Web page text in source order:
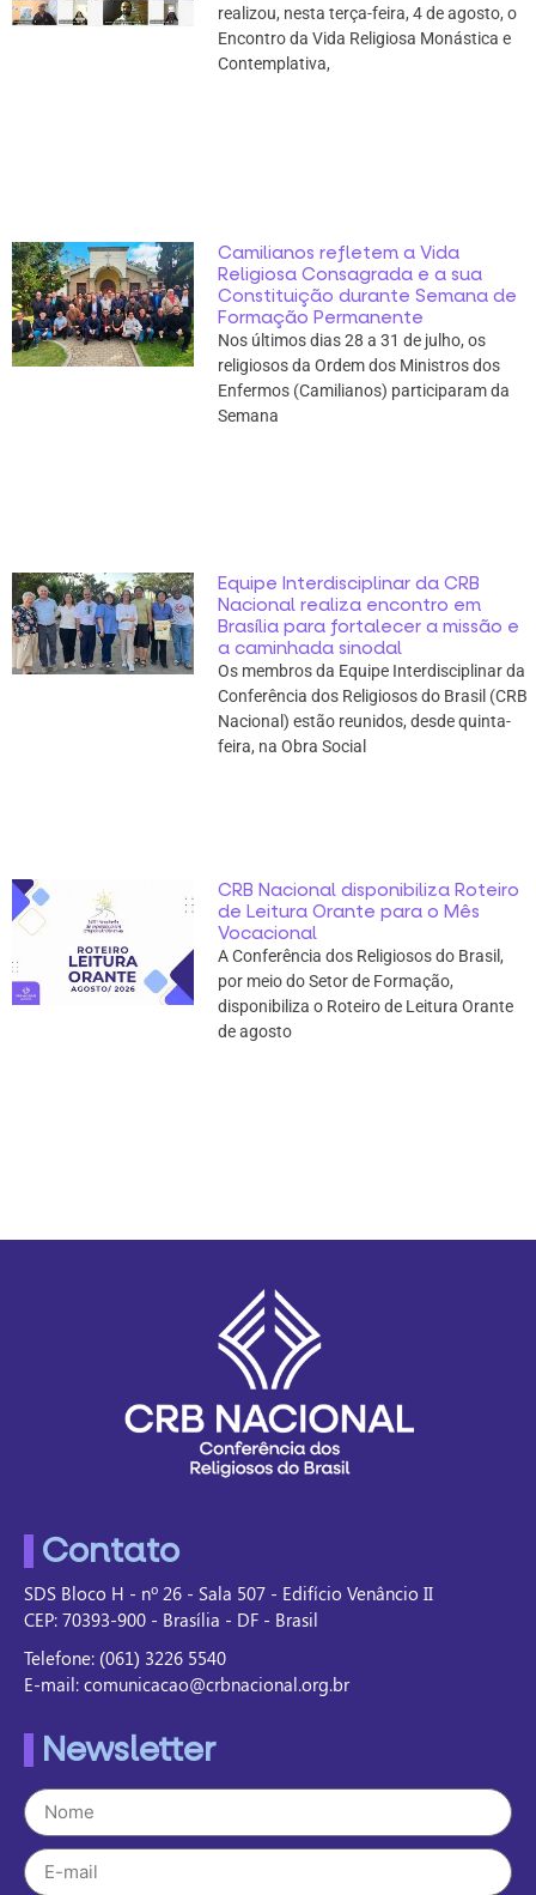
realizou, nesta terça-feira, 4 de agosto, o
Encontro da Vida Religiosa Monástica e
Contemplativa,
Camilianos refletem a Vida
Religiosa Consagrada e a sua
Constituição durante Semana de
Formação Permanente
Nos últimos dias 28 a 31 de julho, os
religiosos da Ordem dos Ministros dos
Enfermos (Camilianos) participaram da
Semana
Equipe Interdisciplinar da CRB
Nacional realiza encontro em
Brasília para fortalecer a missão e
a caminhada sinodal
Os membros da Equipe Interdisciplinar da
Conferência dos Religiosos do Brasil (CRB
Nacional) estão reunidos, desde quinta-
feira, na Obra Social
CRB Nacional disponibiliza Roteiro
de Leitura Orante para o Mês
Vocacional
A Conferência dos Religiosos do Brasil,
por meio do Setor de Formação,
disponibiliza o Roteiro de Leitura Orante
de agosto
Contato
SDS Bloco H - nº 26 - Sala 507 - Edifício Venâncio II
CEP: 70393-900 - Brasília - DF - Brasil
Telefone: (061) 3226 5540
E-mail: comunicacao@crbnacional.org.br
Newsletter